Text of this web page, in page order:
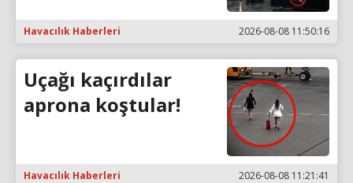
Havacılık Haberleri 2026-08-08 11:50:16
Uçağı kaçırdılar
aprona koştular!
Havacılık Haberleri 2026-08-08 11:21:41